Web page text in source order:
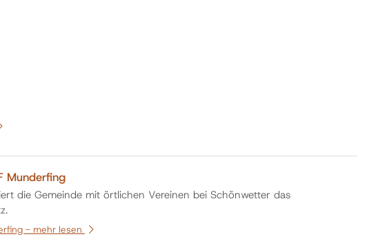
Munderfing
die Gemeinde mit örtlichen Vereinen bei Schönwetter das
- mehr lesen